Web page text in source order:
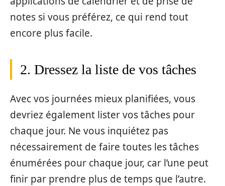
notes si vous préférez, ce qui rend tout
encore plus facile.
2. Dressez la liste de vos tâches
Avec vos journées mieux planifiées, vous
devriez également lister vos tâches pour
chaque jour. Ne vous inquiétez pas
nécessairement de faire toutes les tâches
énumérées pour chaque jour, car l’une peut
finir par prendre plus de temps que l’autre.